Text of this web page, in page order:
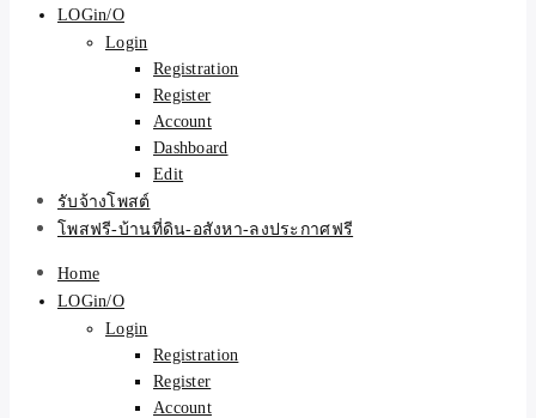
LOGin/O
Login
Registration
Register
Account
Dashboard
Edit
รับจ้างโพสต์
โพสฟรี-บ้านที่ดิน-อสังหา-ลงประกาศฟรี
Home
LOGin/O
Login
Registration
Register
Account